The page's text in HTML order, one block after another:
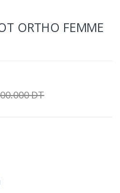
ORTHO FEMME
DT